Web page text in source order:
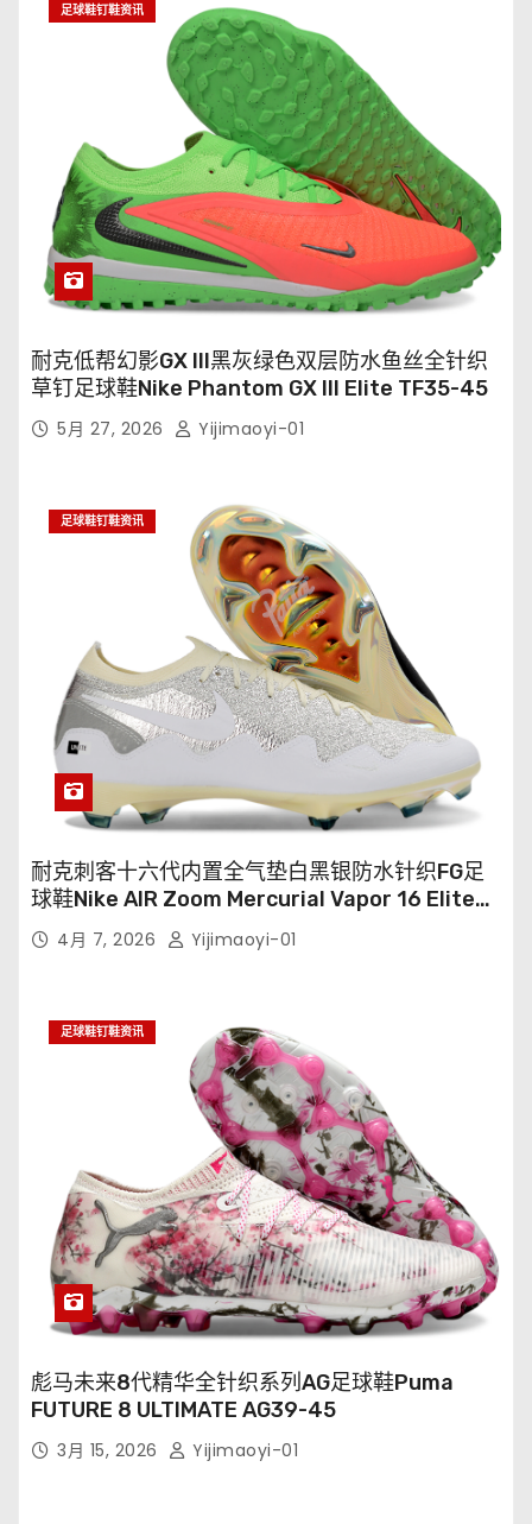
足球鞋钉鞋资讯
耐克低帮幻影GX III黑灰绿色双层防水鱼丝全针织
草钉足球鞋Nike Phantom GX III Elite TF35-45
5月 27, 2026 Yijimaoyi-01
足球鞋钉鞋资讯
耐克刺客十六代内置全气垫白黑银防水针织FG足
球鞋Nike AIR Zoom Mercurial Vapor 16 Elite
XXV FG35-45
4月 7, 2026 Yijimaoyi-01
足球鞋钉鞋资讯
彪马未来8代精华全针织系列AG足球鞋Puma
FUTURE 8 ULTIMATE AG39-45
3月 15, 2026 Yijimaoyi-01